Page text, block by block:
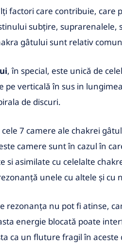
factori care contribuie, care
subțire, suprarenalele,
gâtului sunt relativ
, în special, este unică de
pe verticală în sus in
de discuri.
7 camere ale chakrei
camere sunt în cazul în
si asimilate cu celelalte
unele cu altele și cu
rezonanța nu pot fi atinse,
energie blocată poate
ca un fluture fragil în